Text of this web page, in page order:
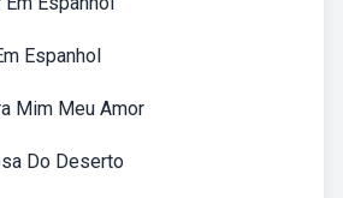
Espanhol
Mim Meu Amor
Do Deserto